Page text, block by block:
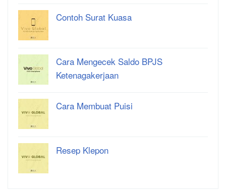
Contoh Surat Kuasa
Cara Mengecek Saldo BPJS
Ketenagakerjaan
Cara Membuat Puisi
Resep Klepon